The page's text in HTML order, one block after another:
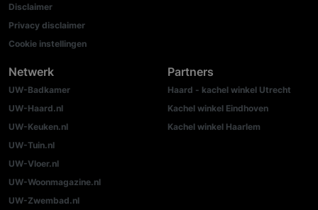
Disclaimer
Privacy disclaimer
Cookie instellingen
Netwerk
UW-Badkamer
UW-Haard.nl
UW-Keuken.nl
UW-Tuin.nl
UW-Vloer.nl
UW-Woonmagazine.nl
UW-Zwembad.nl
Partners
Haard - kachel winkel Utrecht
Kachel winkel Eindhoven
Kachel winkel Haarlem